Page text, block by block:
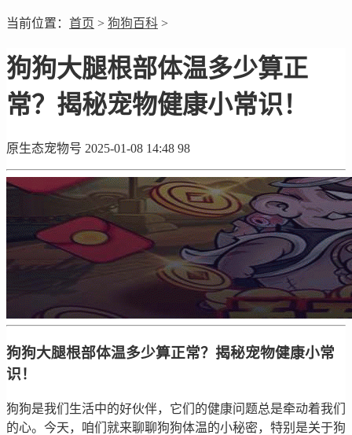
当前位置： 首页 > 狗狗百科 >
狗狗大腿根部体温多少算正
常？揭秘宠物健康小常识！
原生态宠物号 2025-01-08 14:48 98
狗狗大腿根部体温多少算正常？揭秘宠物健康小常
识！
狗狗是我们生活中的好伙伴，它们的健康问题总是牵动着我们
的心。今天，咱们就来聊聊狗狗体温的小秘密，特别是关于狗